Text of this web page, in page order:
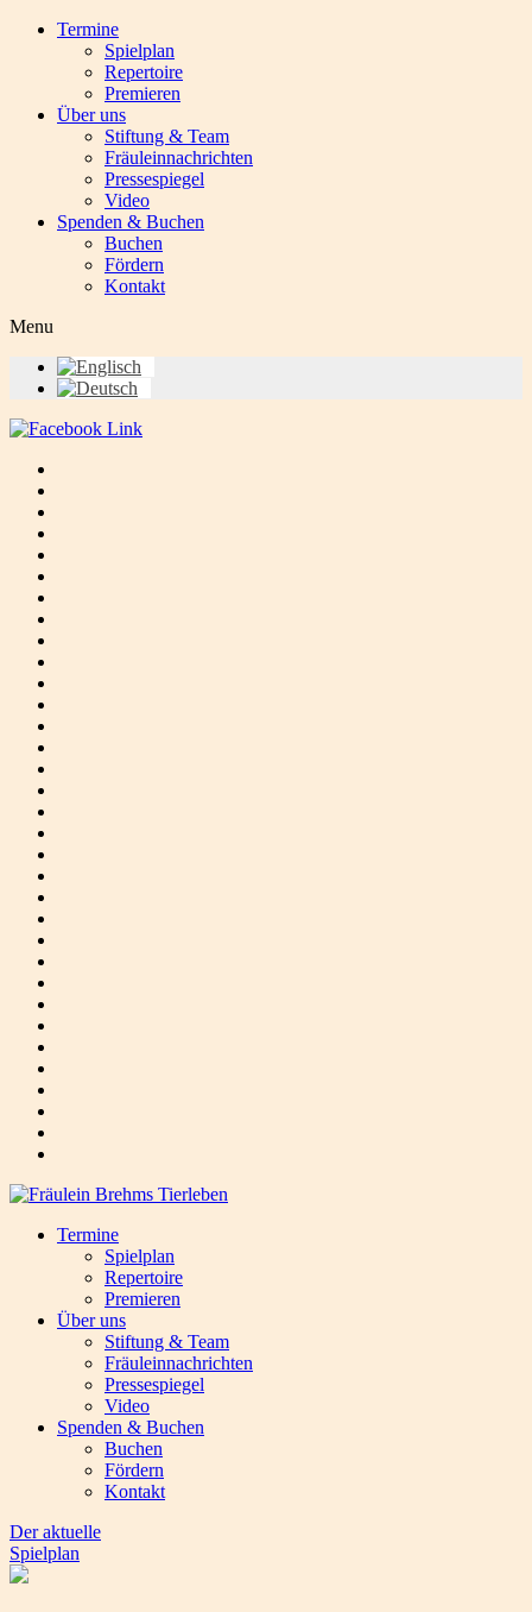
Termine
Spielplan
Repertoire
Premieren
Über uns
Stiftung & Team
Fräuleinnachrichten
Pressespiegel
Video
Spenden & Buchen
Buchen
Fördern
Kontakt
Menu
Termine
Spielplan
Repertoire
Premieren
Über uns
Stiftung & Team
Fräuleinnachrichten
Pressespiegel
Video
Spenden & Buchen
Buchen
Fördern
Kontakt
Der aktuelle
Spielplan